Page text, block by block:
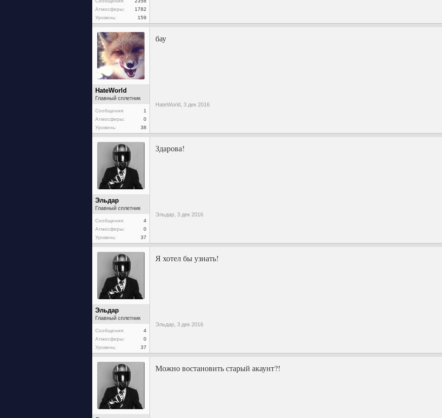
Атмосферы:
1782
Уровень:
159
HateWorld
Главный сплетник
Сообщения:
1
Атмосферы:
0
Уровень:
38
бау
HateWorld, 3 дек 2016
Эльдар
Главный сплетник
Сообщения:
4
Атмосферы:
0
Уровень:
37
Здарова!
Эльдар, 3 дек 2016
Эльдар
Главный сплетник
Сообщения:
4
Атмосферы:
0
Уровень:
37
Я хотел бы узнать!
Эльдар, 3 дек 2016
Можно востановить старый акаунт?!